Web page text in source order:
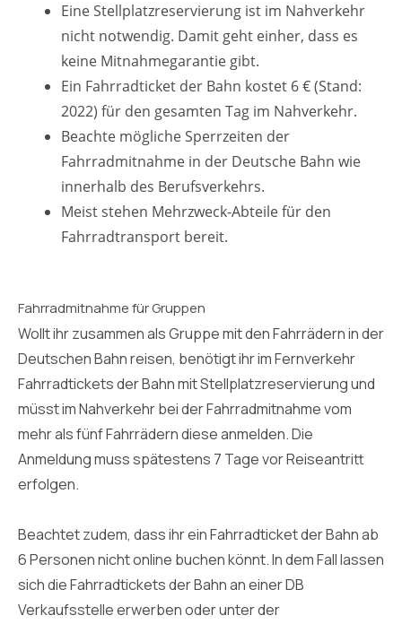
Eine Stellplatzreservierung ist im Nahverkehr
nicht notwendig. Damit geht einher, dass es
keine Mitnahmegarantie gibt.
Ein Fahrradticket der Bahn kostet 6 € (Stand:
2022) für den gesamten Tag im Nahverkehr.
Beachte mögliche Sperrzeiten der
Fahrradmitnahme in der Deutsche Bahn wie
innerhalb des Berufsverkehrs.
Meist stehen Mehrzweck-Abteile für den
Fahrradtransport bereit.
Fahrradmitnahme für Gruppen
Wollt ihr zusammen als Gruppe mit den Fahrrädern in der
Deutschen Bahn reisen, benötigt ihr im Fernverkehr
Fahrradtickets der Bahn mit Stellplatzreservierung und
müsst im Nahverkehr bei der Fahrradmitnahme vom
mehr als fünf Fahrrädern diese anmelden. Die
Anmeldung muss spätestens 7 Tage vor Reiseantritt
erfolgen.
Beachtet zudem, dass ihr ein Fahrradticket der Bahn ab
6 Personen nicht online buchen könnt. In dem Fall lassen
sich die Fahrradtickets der Bahn an einer DB
Verkaufsstelle erwerben oder unter der